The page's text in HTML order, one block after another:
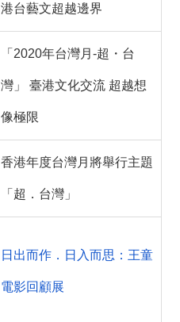
港台藝文超越邊界
「2020年台灣月-超・台
灣」 臺港文化交流 超越想
像極限
香港年度台灣月將舉行主題
「超．台灣」
日出而作．日入而思：王童
電影回顧展